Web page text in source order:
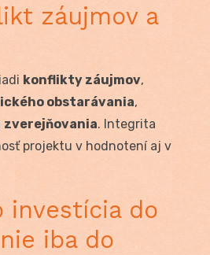
záujmov a
konflikty záujmov,
obstarávania,
zverejňovania. Integrita
projektu v hodnotení aj v
investícia do
iba do